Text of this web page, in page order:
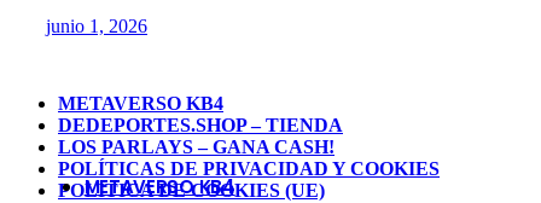
junio 1, 2026
METAVERSO KB4
DEDEPORTES.SHOP – TIENDA
LOS PARLAYS – GANA CASH!
POLÍTICAS DE PRIVACIDAD Y COOKIES
POLÍTICA DE COOKIES (UE)
METAVERSO KB4